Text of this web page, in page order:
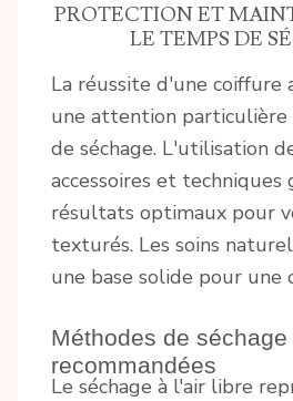
PROTECTION ET
LE TEMPS DE
La réussite d'une coiffure
une attention
de séchage. L'utilisation
accessoires et techniques
résultats optimaux pour
texturés. Les soins
une base solide pour une
Méthodes de séchage
recommandées
Le séchage à l'air libre